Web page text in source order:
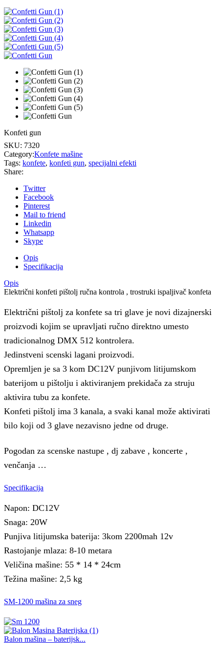
Konfeti gun
SKU: 7320
Category:Konfete mašine
Tags: konfete, konfeti gun, specijalni efekti
Share:
Twitter
Facebook
Pinterest
Mail to friend
Linkedin
Whatsapp
Skype
Opis
Specifikacija
Opis
Električni konfeti pištolj ručna kontrola , trostruki ispaljivač konfeta
Električni pištolj za konfete sa tri glave je novi dizajnerski
proizvodi kojim se upravljati ručno direktno umesto
tradicionalnog DMX 512 kontrolera.
Jedinstveni scenski lagani proizvodi.
Opremljen je sa 3 kom DC12V punjivom litijumskom
baterijom u pištolju i aktiviranjem prekidača za struju
aktivira tubu za konfete.
Konfeti pištolj ima 3 kanala, a svaki kanal može aktivirati
bilo koji od 3 glave nezavisno jedne od druge.
Pogodan za scenske nastupe , dj zabave , koncerte ,
venčanja …
Specifikacija
Napon: DC12V
Snaga: 20W
Punjiva litijumska baterija: 3kom 2200mah 12v
Rastojanje mlaza: 8-10 metara
Veličina mašine: 55 * 14 * 24cm
Težina mašine: 2,5 kg
SM-1200 mašina za sneg
Balon mašina – baterijsk...